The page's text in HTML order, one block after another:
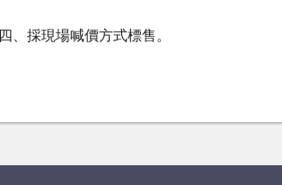
四、採現場喊價方式標售。